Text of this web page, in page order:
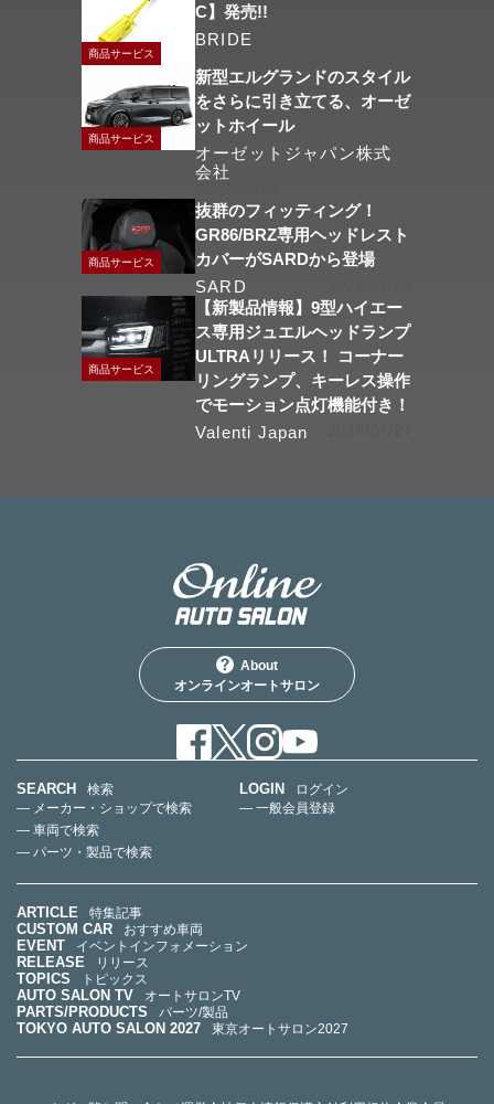
商品サービス
C】発売!!
BRIDE
商品サービス
新型エルグランドのスタイル
をさらに引き立てる、オーゼ
ットホイール
オーゼットジャパン株式
会社
商品サービス
抜群のフィッティング！
GR86/BRZ専用ヘッドレスト
カバーがSARDから登場
SARD
商品サービス
【新製品情報】9型ハイエー
ス専用ジュエルヘッドランプ
ULTRAリリース！ コーナー
リングランプ、キーレス操作
でモーション点灯機能付き！
Valenti Japan
About
オンラインオートサロン
SEARCH
検索
— メーカー・ショップで検索
— 車両で検索
— パーツ・製品で検索
LOGIN
ログイン
— 一般会員登録
ARTICLE 特集記事
CUSTOM CAR おすすめ車両
EVENT イベントインフォメーション
RELEASE リリース
TOPICS トピックス
AUTO SALON TV オートサロンTV
PARTS/PRODUCTS パーツ/製品
TOKYO AUTO SALON 2027 東京オートサロン2027